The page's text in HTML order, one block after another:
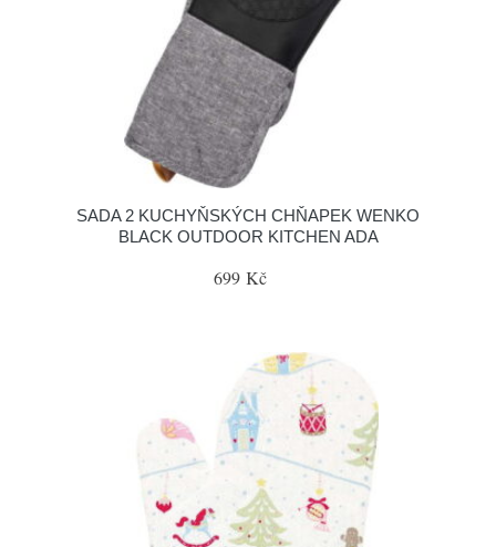
SADA 2 KUCHYŇSKÝCH CHŇAPEK WENKO
BLACK OUTDOOR KITCHEN ADA
699 Kč